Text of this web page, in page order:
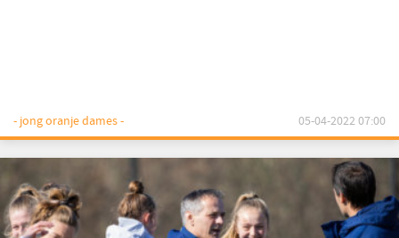
- jong oranje dames - 05-04-2022 07:00